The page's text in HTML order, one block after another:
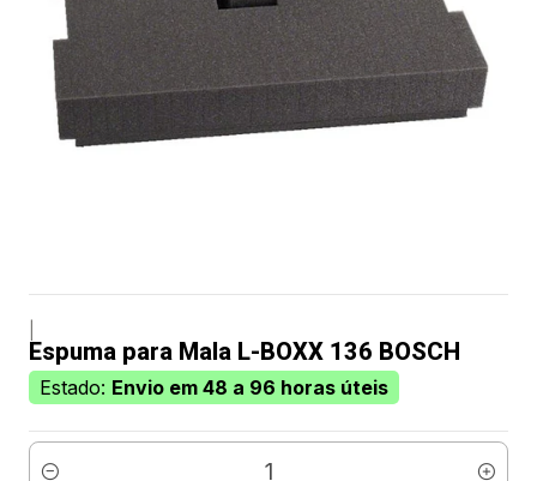
Espuma para Mala L-BOXX 136 BOSCH
Estado: Envio em 48 a 96 horas úteis